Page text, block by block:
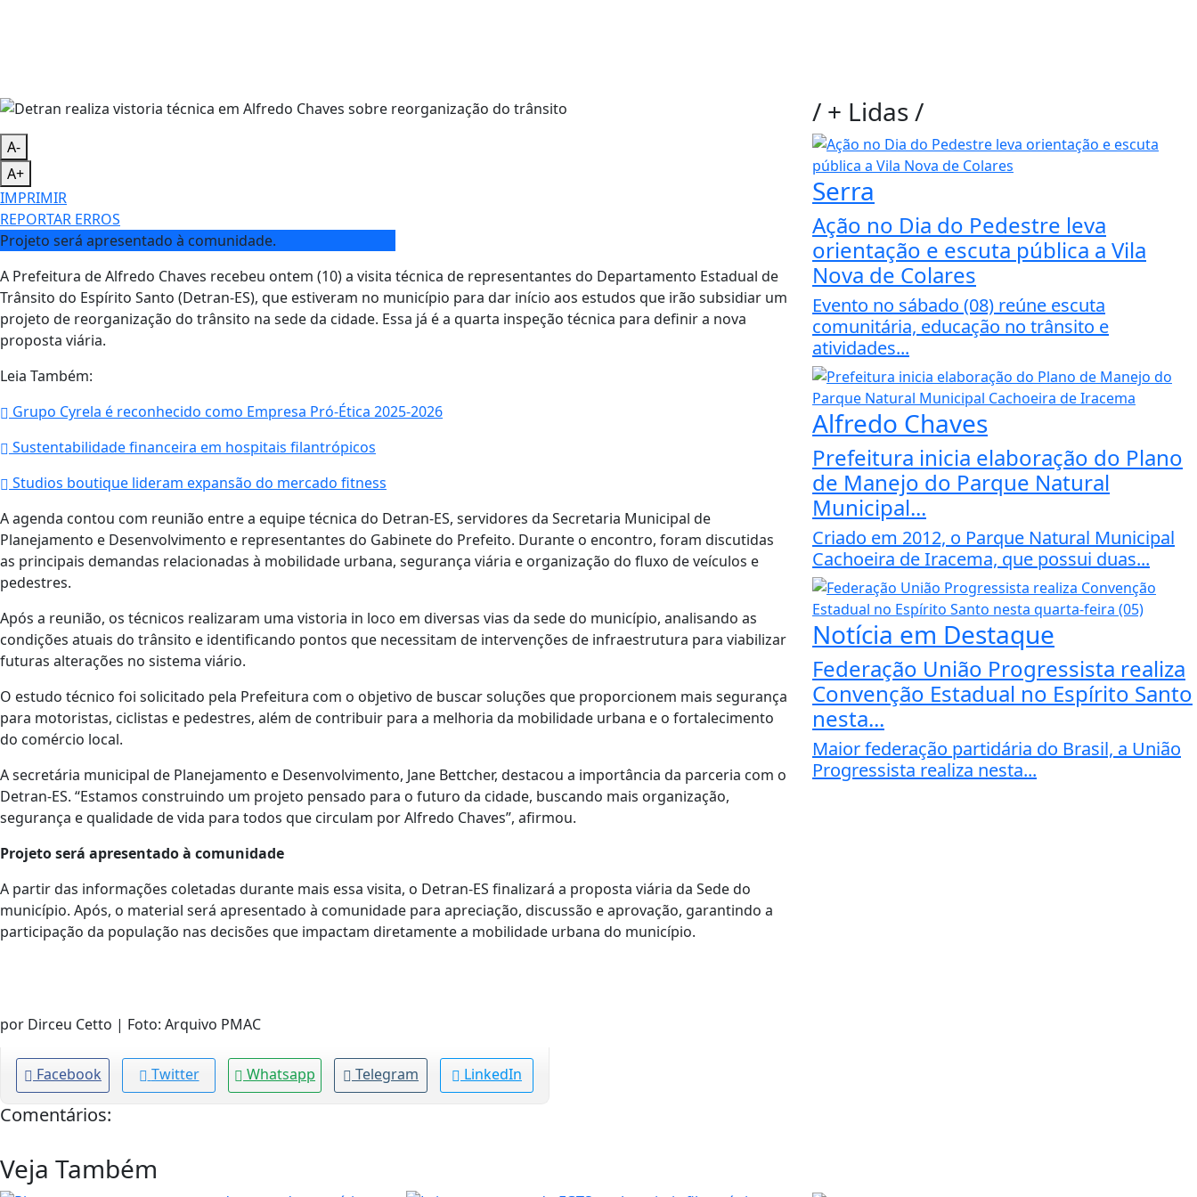
A-
A+
IMPRIMIR
REPORTAR ERROS
Projeto será apresentado à comunidade.
A Prefeitura de Alfredo Chaves recebeu ontem (10) a visita técnica de representantes do Departamento Estadual de
Trânsito do Espírito Santo (Detran-ES), que estiveram no município para dar início aos estudos que irão subsidiar um
projeto de reorganização do trânsito na sede da cidade. Essa já é a quarta inspeção técnica para definir a nova
proposta viária.
Leia Também:
Grupo Cyrela é reconhecido como Empresa Pró-Ética 2025-2026
Sustentabilidade financeira em hospitais filantrópicos
Studios boutique lideram expansão do mercado fitness
A agenda contou com reunião entre a equipe técnica do Detran-ES, servidores da Secretaria Municipal de
Planejamento e Desenvolvimento e representantes do Gabinete do Prefeito. Durante o encontro, foram discutidas
as principais demandas relacionadas à mobilidade urbana, segurança viária e organização do fluxo de veículos e
pedestres.
Após a reunião, os técnicos realizaram uma vistoria in loco em diversas vias da sede do município, analisando as
condições atuais do trânsito e identificando pontos que necessitam de intervenções de infraestrutura para viabilizar
futuras alterações no sistema viário.
O estudo técnico foi solicitado pela Prefeitura com o objetivo de buscar soluções que proporcionem mais segurança
para motoristas, ciclistas e pedestres, além de contribuir para a melhoria da mobilidade urbana e o fortalecimento
do comércio local.
A secretária municipal de Planejamento e Desenvolvimento, Jane Bettcher, destacou a importância da parceria com o
Detran-ES. “Estamos construindo um projeto pensado para o futuro da cidade, buscando mais organização,
segurança e qualidade de vida para todos que circulam por Alfredo Chaves”, afirmou.
Projeto será apresentado à comunidade
A partir das informações coletadas durante mais essa visita, o Detran-ES finalizará a proposta viária da Sede do
município. Após, o material será apresentado à comunidade para apreciação, discussão e aprovação, garantindo a
participação da população nas decisões que impactam diretamente a mobilidade urbana do município.
por Dirceu Cetto | Foto: Arquivo PMAC
Facebook Twitter Whatsapp Telegram LinkedIn
Comentários:
/ + Lidas/
Serra
Ação no Dia do Pedestre leva
orientação e escuta pública a Vila
Nova de Colares
Evento no sábado (08) reúne escuta
comunitária, educação no trânsito e
atividades...
Alfredo Chaves
Prefeitura inicia elaboração do Plano
de Manejo do Parque Natural
Municipal...
Criado em 2012, o Parque Natural Municipal
Cachoeira de Iracema, que possui duas...
Notícia em Destaque
Federação União Progressista realiza
Convenção Estadual no Espírito Santo
nesta...
Maior federação partidária do Brasil, a União
Progressista realiza nesta...
Veja Também